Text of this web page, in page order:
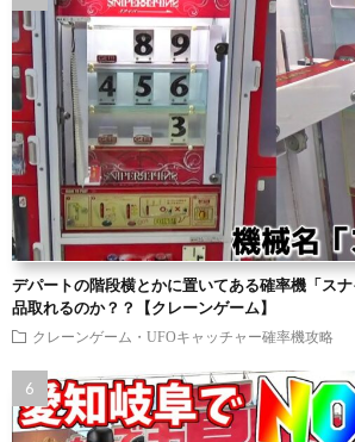
デパートの階段横とかに置いてある確率機「ス
品取れるのか？？【クレーンゲーム】
クレーンゲーム・UFOキャッチャー確率機攻略